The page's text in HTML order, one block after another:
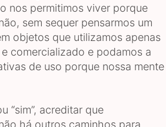
nos permitimos viver porque
sem sequer pensarmos um
objetos que utilizamos apenas
comercializado e podamos a
de uso porque nossa mente
“sim”, acreditar que
há outros caminhos para